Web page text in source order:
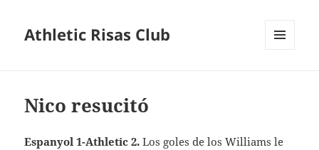
Athletic Risas Club
Nico resucitó
Espanyol 1-Athletic 2. Los goles de los Williams le